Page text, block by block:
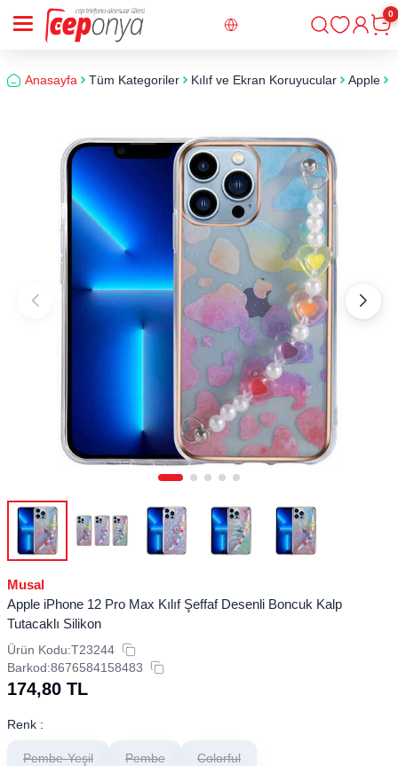
Giriş
0
Anasayfa Tüm Kategoriler Kılıf ve Ekran Koruyucular Apple
Musal
Apple iPhone 12 Pro Max Kılıf Şeffaf Desenli Boncuk Kalp
Tutacaklı Silikon
Ürün Kodu:T23244
Barkod:8676584158483
174,80 TL
Renk :
Pembe-Yeşil Pembe Colorful